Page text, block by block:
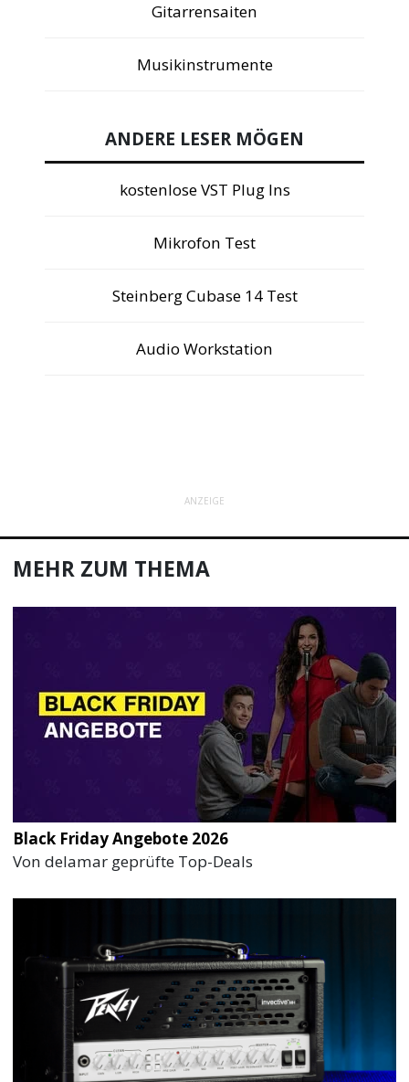
Gitarrensaiten
Musikinstrumente
ANDERE LESER MÖGEN
kostenlose VST Plug Ins
Mikrofon Test
Steinberg Cubase 14 Test
Audio Workstation
ANZEIGE
MEHR ZUM THEMA
Black Friday Angebote 2026
Von delamar geprüfte Top-Deals